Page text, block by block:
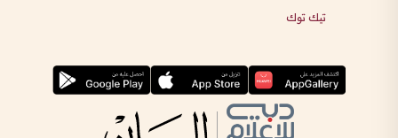
تيك توك